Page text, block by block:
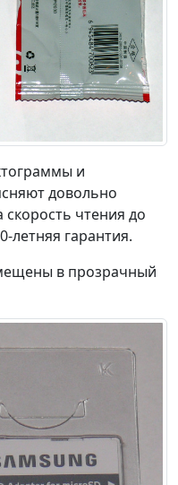
и
довольно
скорость чтения до
летняя гарантия.
в прозрачный